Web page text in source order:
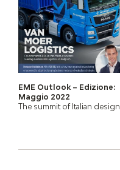
EME Outlook – Edizione:
Maggio 2022
The summit of Italian design